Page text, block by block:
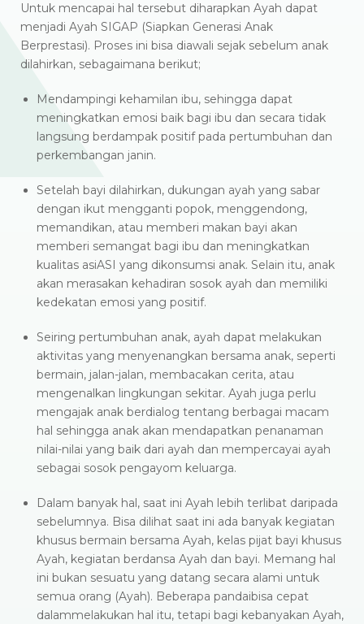
Untuk mencapai hal tersebut diharapkan Ayah dapat
menjadi Ayah SIGAP (Siapkan Generasi Anak
Berprestasi). Proses ini bisa diawali sejak sebelum anak
dilahirkan, sebagaimana berikut;
Mendampingi kehamilan ibu, sehingga dapat
meningkatkan emosi baik bagi ibu dan secara tidak
langsung berdampak positif pada pertumbuhan dan
perkembangan janin.
Setelah bayi dilahirkan, dukungan ayah yang sabar
dengan ikut mengganti popok, menggendong,
memandikan, atau memberi makan bayi akan
memberi semangat bagi ibu dan meningkatkan
kualitas asiASI yang dikonsumsi anak. Selain itu, anak
akan merasakan kehadiran sosok ayah dan memiliki
kedekatan emosi yang positif.
Seiring pertumbuhan anak, ayah dapat melakukan
aktivitas yang menyenangkan bersama anak, seperti
bermain, jalan-jalan, membacakan cerita, atau
mengenalkan lingkungan sekitar. Ayah juga perlu
mengajak anak berdialog tentang berbagai macam
hal sehingga anak akan mendapatkan penanaman
nilai-nilai yang baik dari ayah dan mempercayai ayah
sebagai sosok pengayom keluarga.
Dalam banyak hal, saat ini Ayah lebih terlibat daripada
sebelumnya. Bisa dilihat saat ini ada banyak kegiatan
khusus bermain bersama Ayah, kelas pijat bayi khusus
Ayah, kegiatan berdansa Ayah dan bayi. Memang hal
ini bukan sesuatu yang datang secara alami untuk
semua orang (Ayah). Beberapa pandaibisa cepat
dalammelakukan hal itu, tetapi bagi kebanyakan Ayah,